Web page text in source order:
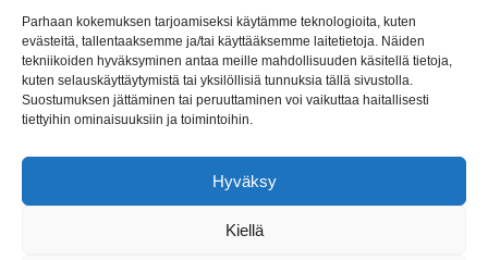
Parhaan kokemuksen tarjoamiseksi käytämme teknologioita, kuten
evästeitä, tallentaaksemme ja/tai käyttääksemme laitetietoja. Näiden
tekniikoiden hyväksyminen antaa meille mahdollisuuden käsitellä tietoja,
kuten selauskäyttäytymistä tai yksilöllisiä tunnuksia tällä sivustolla.
Suostumuksen jättäminen tai peruuttaminen voi vaikuttaa haitallisesti
tiettyihin ominaisuuksiin ja toimintoihin.
Hyväksy
Kiellä
perheyritys yli 35 vuotta.